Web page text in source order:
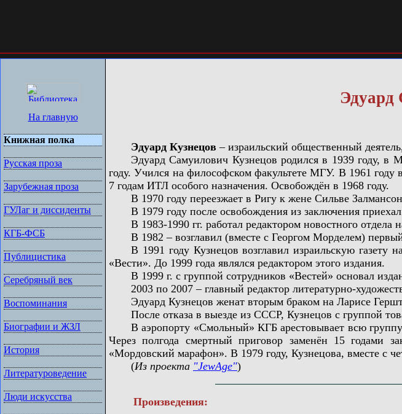
На главную
Книжная полка
Русская проза
Зарубежная проза
ГУЛаг и диссиденты
КГБ-ФСБ
Публицистика
Серебряный век
Воспоминания
Биографии и ЖЗЛ
История
Литературоведение
Люди искусства
Эдуард Кузнецов – израильский общественный
Эдуард Самуилович Кузнецов родился в 1939 году, в
году. Учился на философском факультете МГУ. В 1961 году
7 годам ИТЛ особого назначения. Освобождён в 1968 году.
В 1970 году переезжает в Ригу к жене Сильве
В 1979 году после освобождения из заключения приехал
В 1983-1990 гг. работал редактором новостного отдела
В 1982 – возглавил (вместе с Георгом Морделем) первый
В 1991 году Кузнецов возглавил израильскую газету
«Вести». До 1999 года являлся редактором этого издания.
В 1999 г. с группой сотрудников «Вестей» основал
2003 по 2007 – главный редактор литературно-
Эдуард Кузнецов женат вторым браком на Ларисе
После отказа в выезде из СССР, Кузнецов с группой
В аэропорту «Смольный» КГБ арестовывает всю группу
Через полгода смертный приговор заменён 15
«Мордовский марафон». В 1979 году, Кузнецова, вместе с
(Из проекта "JewAge")
Произведения: